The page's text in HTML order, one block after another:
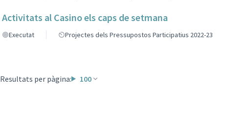
Activitats al Casino els caps de setmana
Executat Projectes dels Pressupostos Participatius 2022-23
Resultats per pàgina: 100